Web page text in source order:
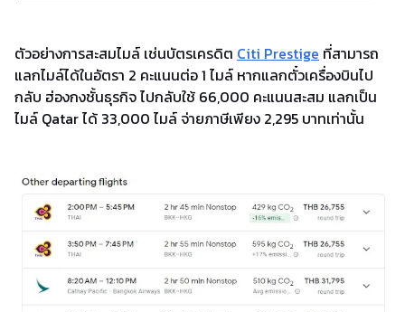
ตัวอย่างการสะสมไมล์ เช่นบัตรเครดิต Citi Prestige ที่สามารถ
แลกไมล์ได้ในอัตรา 2 คะแนนต่อ 1 ไมล์ หากแลกตั๋วเครื่องบินไป
กลับ ฮ่องกงชั้นธุรกิจ ไปกลับใช้ 66,000 คะแนนสะสม แลกเป็น
ไมล์ Qatar ได้ 33,000 ไมล์ จ่ายภาษีเพียง 2,295 บาทเท่านั้น